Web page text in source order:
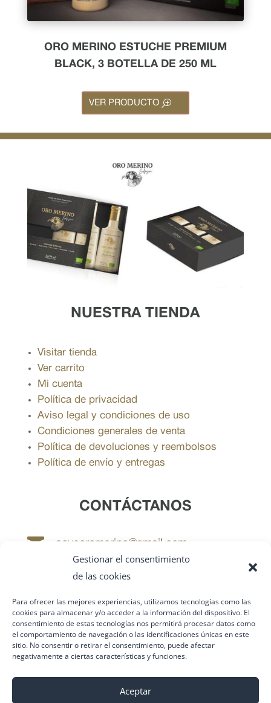
Gestionar el consentimiento
de las cookies
Para ofrecer las mejores experiencias, utilizamos tecnologías como las
cookies para almacenar y/o acceder a la información del dispositivo. El
consentimiento de estas tecnologías nos permitirá procesar datos como
el comportamiento de navegación o las identificaciones únicas en este
sitio. No consentir o retirar el consentimiento, puede afectar
negativamente a ciertas características y funciones.
Aceptar
ORO MERINO ESTUCHE PREMIUM
BLACK, 3 BOTELLA DE 250 ML
VER PRODUCTO
NUESTRA TIENDA
Visitar tienda
Ver carrito
Mi cuenta
Política de privacidad
Aviso legal y condiciones de uso
Condiciones generales de venta
Política de devoluciones y reembolsos
Política de envío y entregas
CONTÁCTANOS
 aoveoromerino@gmail.com
+34 619 278 202
 aove_oromerino
Pagos online 100% seguros